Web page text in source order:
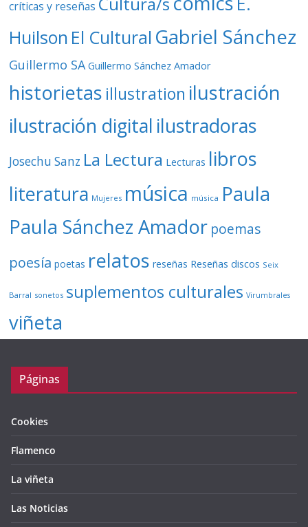
críticas y reseñas
Huilson El Cultural Gabriel Sánchez
Guillermo SA Guillermo Sánchez Amador
historietas illustration ilustración
ilustración digital ilustradoras
Josechu Sanz La Lectura Lecturas libros
literatura Mujeres música música Paula
Paula Sánchez Amador poemas
poesía poetas relatos reseñas Reseñas discos Seix
Barral sonetos suplementos culturales Virumbrales
viñeta
Páginas
Cookies
Flamenco
La viñeta
Las Noticias